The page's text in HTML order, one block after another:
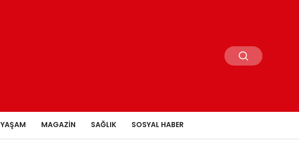
YAŞAM MAGAZIN SAĞLIK SOSYAL HABER